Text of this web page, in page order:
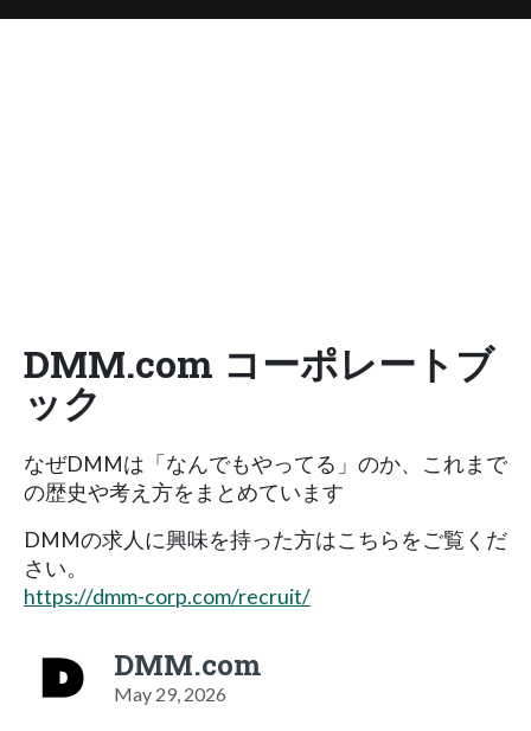
DMM.com コーポレートブ
ック
なぜDMMは「なんでもやってる」のか、これまで
の歴史や考え方をまとめています
DMMの求人に興味を持った方はこちらをご覧くだ
さい。
https://dmm-corp.com/recruit/
DMM.com
May 29, 2026